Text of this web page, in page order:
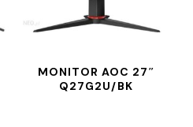
MONITOR AOC 27″
Q27G2U/BK